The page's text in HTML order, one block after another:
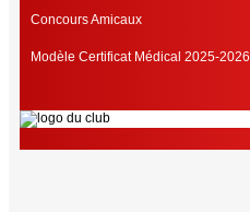
Concours Amicaux
Modèle Certificat Médical 2025-2026